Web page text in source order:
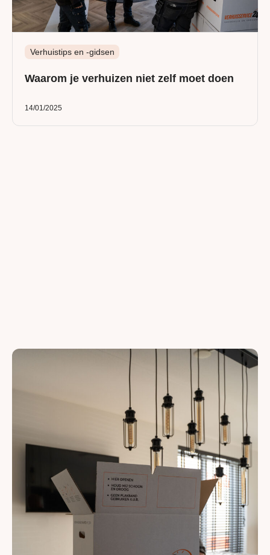
Verhuistips en -gidsen
Waarom je verhuizen niet zelf moet doen
14/01/2025